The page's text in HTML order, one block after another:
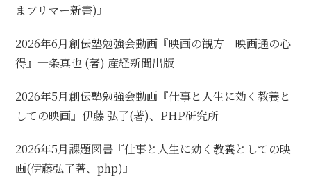
まプリマー新書)』
2026年6月創伝塾勉強会動画『映画の観方 映画通の心
得』一条真也 (著) 産経新聞出版
2026年5月創伝塾勉強会動画『仕事と人生に効く教養と
しての映画』伊藤 弘了(著)、PHP研究所
2026年5月課題図書『仕事と人生に効く教養としての映
画(伊藤弘了著、php)』